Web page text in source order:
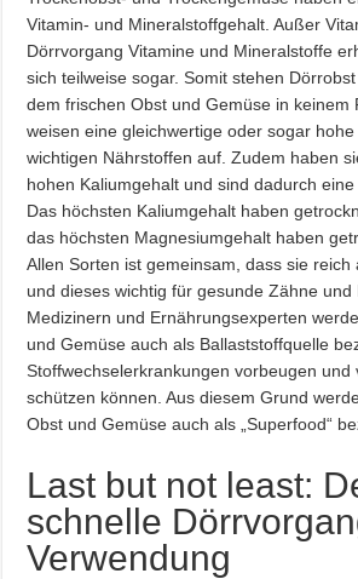
Vitamin- und Mineralstoffgehalt. Außer
Dörrvorgang Vitamine und Mineralstoffe
sich teilweise sogar. Somit stehen
dem frischen Obst und Gemüse in keinem
weisen eine gleichwertige oder sogar
wichtigen Nährstoffen auf. Zudem haben
hohen Kaliumgehalt und sind dadurch eine
Das höchsten Kaliumgehalt haben
das höchsten Magnesiumgehalt haben
Allen Sorten ist gemeinsam, dass sie reich
und dieses wichtig für gesunde Zähne
Medizinern und Ernährungsexperten
und Gemüse auch als Ballaststoffquelle
Stoffwechselerkrankungen vorbeugen und
schützen können. Aus diesem Grund
Obst und Gemüse auch als „Superfood“
Last but not least:
schnelle
Verwendung